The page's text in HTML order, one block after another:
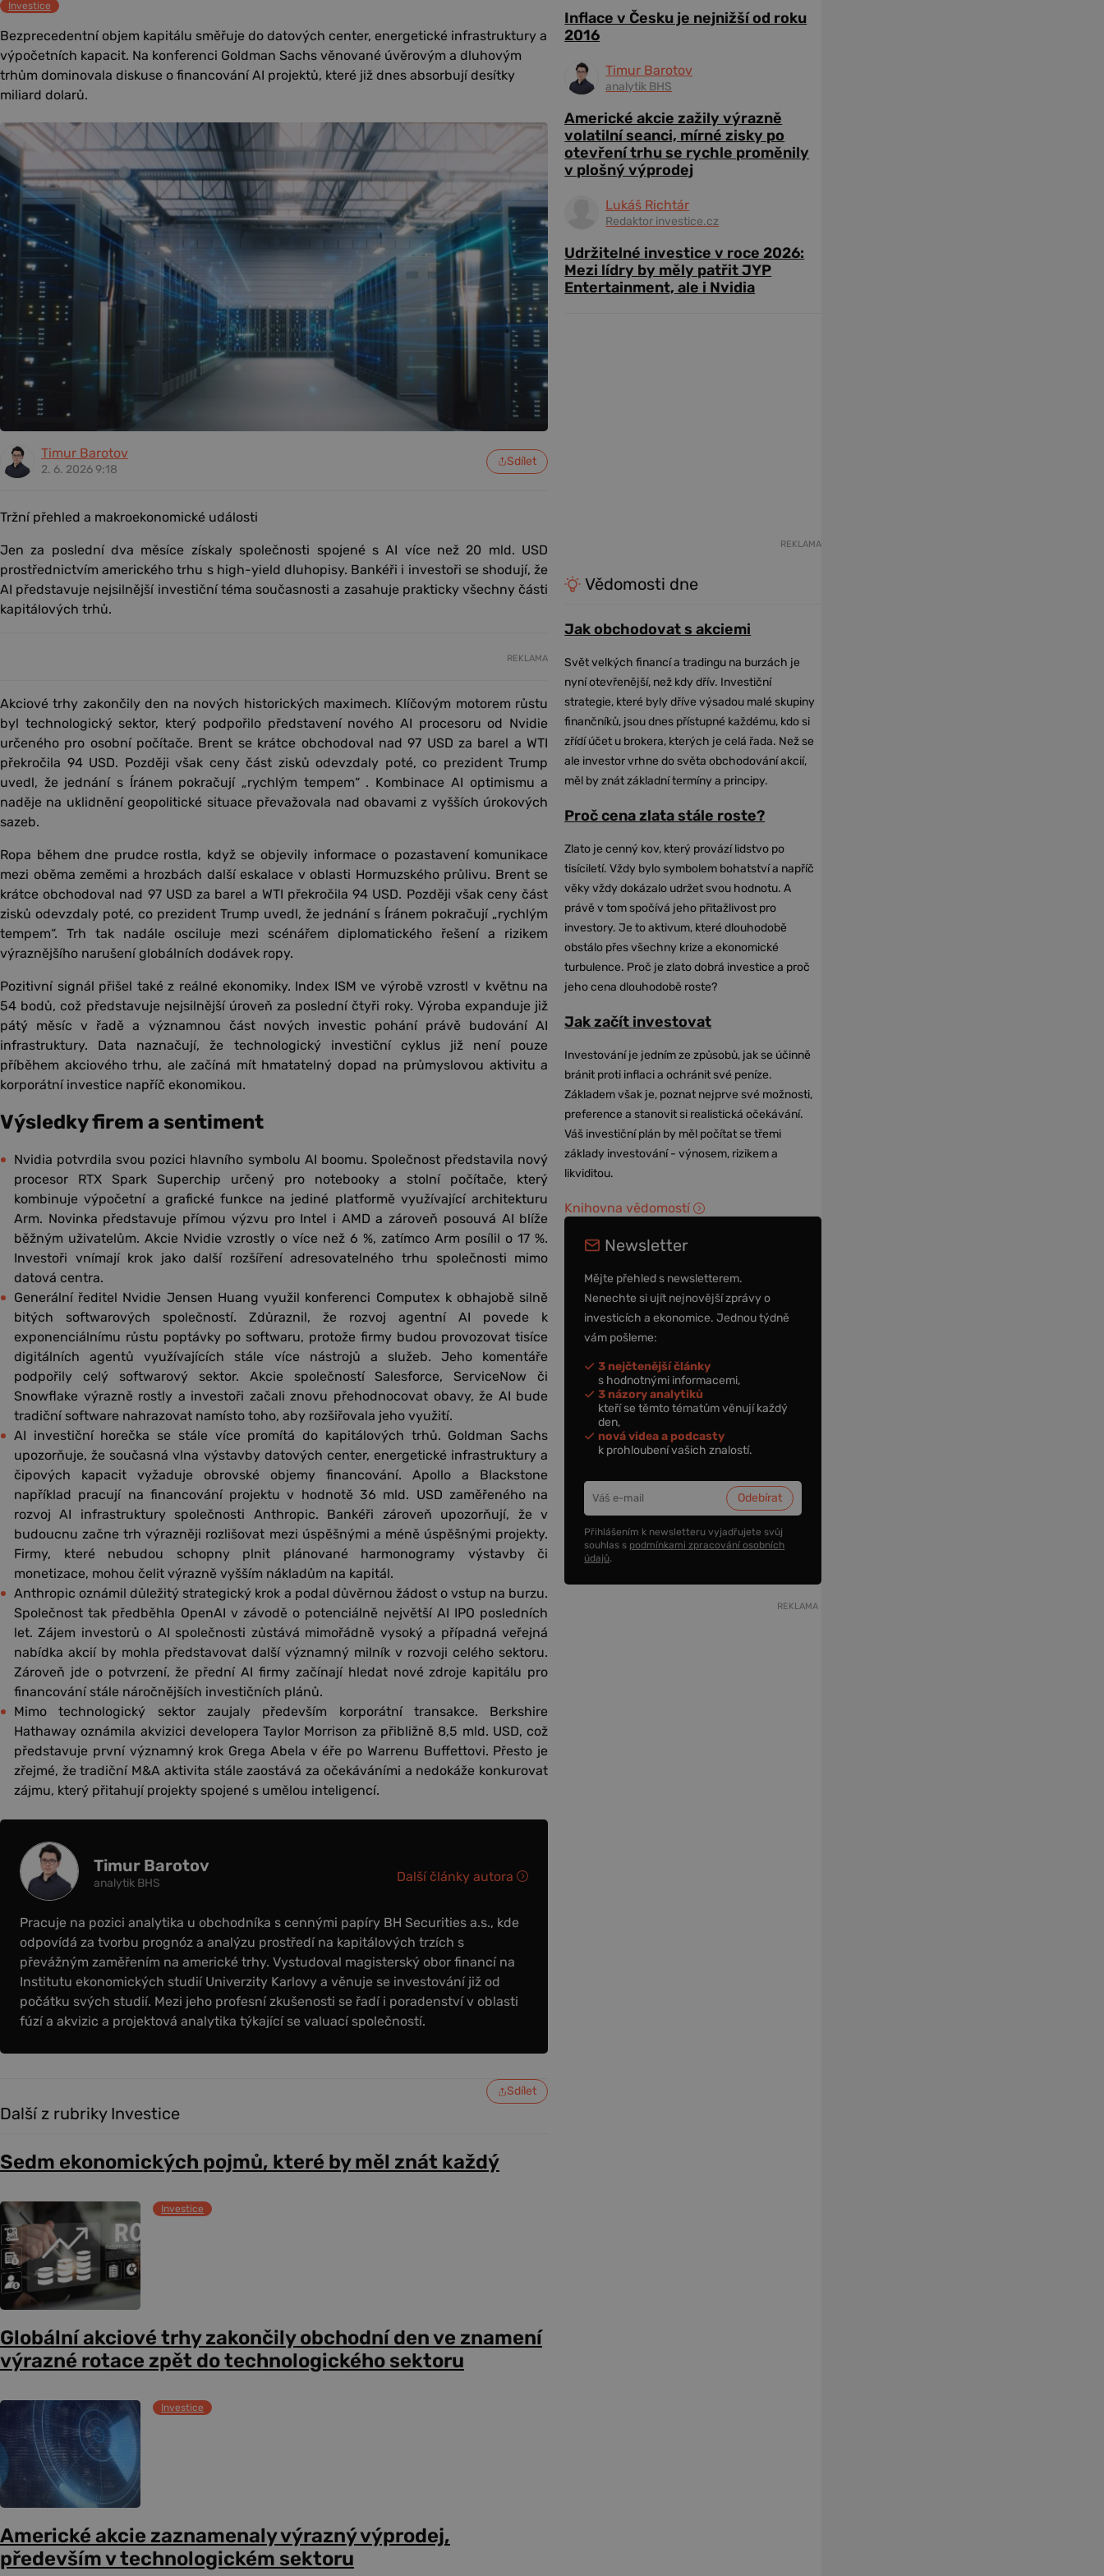
Investice
Bezprecedentní objem kapitálu směřuje do datových center, energetické infrastruktury a
výpočetních kapacit. Na konferenci Goldman Sachs věnované úvěrovým a dluhovým
trhům dominovala diskuse o financování AI projektů, které již dnes absorbují desítky
miliard dolarů.
Timur Barotov
2. 6. 2026 9:18
Sdílet
Tržní přehled a makroekonomické události
Jen za poslední dva měsíce získaly společnosti spojené s AI více než 20 mld. USD
prostřednictvím amerického trhu s high-yield dluhopisy. Bankéři i investoři se shodují, že
AI představuje nejsilnější investiční téma současnosti a zasahuje prakticky všechny části
kapitálových trhů.
REKLAMA
Akciové trhy zakončily den na nových historických maximech. Klíčovým motorem růstu
byl technologický sektor, který podpořilo představení nového AI procesoru od Nvidie
určeného pro osobní počítače. Brent se krátce obchodoval nad 97 USD za barel a WTI
překročila 94 USD. Později však ceny část zisků odevzdaly poté, co prezident Trump
uvedl, že jednání s Íránem pokračují „rychlým tempem“ . Kombinace AI optimismu a
naděje na uklidnění geopolitické situace převažovala nad obavami z vyšších úrokových
sazeb.
Ropa během dne prudce rostla, když se objevily informace o pozastavení komunikace
mezi oběma zeměmi a hrozbách další eskalace v oblasti Hormuzského průlivu. Brent se
krátce obchodoval nad 97 USD za barel a WTI překročila 94 USD. Později však ceny část
zisků odevzdaly poté, co prezident Trump uvedl, že jednání s Íránem pokračují „rychlým
tempem“. Trh tak nadále osciluje mezi scénářem diplomatického řešení a rizikem
výraznějšího narušení globálních dodávek ropy.
Pozitivní signál přišel také z reálné ekonomiky. Index ISM ve výrobě vzrostl v květnu na
54 bodů, což představuje nejsilnější úroveň za poslední čtyři roky. Výroba expanduje již
pátý měsíc v řadě a významnou část nových investic pohání právě budování AI
infrastruktury. Data naznačují, že technologický investiční cyklus již není pouze
příběhem akciového trhu, ale začíná mít hmatatelný dopad na průmyslovou aktivitu a
korporátní investice napříč ekonomikou.
Výsledky firem a sentiment
Nvidia potvrdila svou pozici hlavního symbolu AI boomu. Společnost představila nový
procesor RTX Spark Superchip určený pro notebooky a stolní počítače, který
kombinuje výpočetní a grafické funkce na jediné platformě využívající architekturu
Arm. Novinka představuje přímou výzvu pro Intel i AMD a zároveň posouvá AI blíže
běžným uživatelům. Akcie Nvidie vzrostly o více než 6 %, zatímco Arm posílil o 17 %.
Investoři vnímají krok jako další rozšíření adresovatelného trhu společnosti mimo
datová centra.
Generální ředitel Nvidie Jensen Huang využil konferenci Computex k obhajobě silně
bitých softwarových společností. Zdůraznil, že rozvoj agentní AI povede k
exponenciálnímu růstu poptávky po softwaru, protože firmy budou provozovat tisíce
digitálních agentů využívajících stále více nástrojů a služeb. Jeho komentáře
podpořily celý softwarový sektor. Akcie společností Salesforce, ServiceNow či
Snowflake výrazně rostly a investoři začali znovu přehodnocovat obavy, že AI bude
tradiční software nahrazovat namísto toho, aby rozšiřovala jeho využití.
AI investiční horečka se stále více promítá do kapitálových trhů. Goldman Sachs
upozorňuje, že současná vlna výstavby datových center, energetické infrastruktury a
čipových kapacit vyžaduje obrovské objemy financování. Apollo a Blackstone
například pracují na financování projektu v hodnotě 36 mld. USD zaměřeného na
rozvoj AI infrastruktury společnosti Anthropic. Bankéři zároveň upozorňují, že v
budoucnu začne trh výrazněji rozlišovat mezi úspěšnými a méně úspěšnými projekty.
Firmy, které nebudou schopny plnit plánované harmonogramy výstavby či
monetizace, mohou čelit výrazně vyšším nákladům na kapitál.
Anthropic oznámil důležitý strategický krok a podal důvěrnou žádost o vstup na burzu.
Společnost tak předběhla OpenAI v závodě o potenciálně největší AI IPO posledních
let. Zájem investorů o AI společnosti zůstává mimořádně vysoký a případná veřejná
nabídka akcií by mohla představovat další významný milník v rozvoji celého sektoru.
Zároveň jde o potvrzení, že přední AI firmy začínají hledat nové zdroje kapitálu pro
financování stále náročnějších investičních plánů.
Mimo technologický sektor zaujaly především korporátní transakce. Berkshire
Hathaway oznámila akvizici developera Taylor Morrison za přibližně 8,5 mld. USD, což
představuje první významný krok Grega Abela v éře po Warrenu Buffettovi. Přesto je
zřejmé, že tradiční M&A aktivita stále zaostává za očekáváními a nedokáže konkurovat
zájmu, který přitahují projekty spojené s umělou inteligencí.
Timur Barotov
analytik BHS
Pracuje na pozici analytika u obchodníka s cennými papíry BH Securities a.s., kde
odpovídá za tvorbu prognóz a analýzu prostředí na kapitálových trzích s
převážným zaměřením na americké trhy. Vystudoval magisterský obor financí na
Institutu ekonomických studií Univerzity Karlovy a věnuje se investování již od
počátku svých studií. Mezi jeho profesní zkušenosti se řadí i poradenství v oblasti
fúzí a akvizic a projektová analytika týkající se valuací společností.
Další články autora
Sdílet
Další z rubriky Investice
Sedm ekonomických pojmů, které by měl znát každý
Investice
Globální akciové trhy zakončily obchodní den ve znamení
výrazné rotace zpět do technologického sektoru
Investice
Americké akcie zaznamenaly výrazný výprodej,
především v technologickém sektoru
Inflace v Česku je nejnižší od roku
2016
Timur Barotov
analytik BHS
Americké akcie zažily výrazně
volatilní seanci, mírné zisky po
otevření trhu se rychle proměnily
v plošný výprodej
Lukáš Richtár
Redaktor investice.cz
Udržitelné investice v roce 2026:
Mezi lídry by měly patřit JYP
Entertainment, ale i Nvidia
REKLAMA
Vědomosti dne
Jak obchodovat s akciemi
Svět velkých financí a tradingu na burzách je
nyní otevřenější, než kdy dřív. Investiční
strategie, které byly dříve výsadou malé skupiny
finančníků, jsou dnes přístupné každému, kdo si
zřídí účet u brokera, kterých je celá řada. Než se
ale investor vrhne do světa obchodování akcií,
měl by znát základní termíny a principy.
Proč cena zlata stále roste?
Zlato je cenný kov, který provází lidstvo po
tisíciletí. Vždy bylo symbolem bohatství a napříč
věky vždy dokázalo udržet svou hodnotu. A
právě v tom spočívá jeho přitažlivost pro
investory. Je to aktivum, které dlouhodobě
obstálo přes všechny krize a ekonomické
turbulence. Proč je zlato dobrá investice a proč
jeho cena dlouhodobě roste?
Jak začít investovat
Investování je jedním ze způsobů, jak se účinně
bránit proti inflaci a ochránit své peníze.
Základem však je, poznat nejprve své možnosti,
preference a stanovit si realistická očekávání.
Váš investiční plán by měl počítat se třemi
základy investování - výnosem, rizikem a
likviditou.
Knihovna vědomostí
Newsletter
Mějte přehled s newsletterem.
Nenechte si ujít nejnovější zprávy o
investicích a ekonomice. Jednou týdně
vám pošleme:
3 nejčtenější články
s hodnotnými informacemi,
3 názory analytiků
kteří se těmto tématům věnují každý
den,
nová videa a podcasty
k prohloubení vašich znalostí.
Přihlášením k newsletteru vyjadřujete svůj
souhlas s podmínkami zpracování osobních
údajů.
REKLAMA